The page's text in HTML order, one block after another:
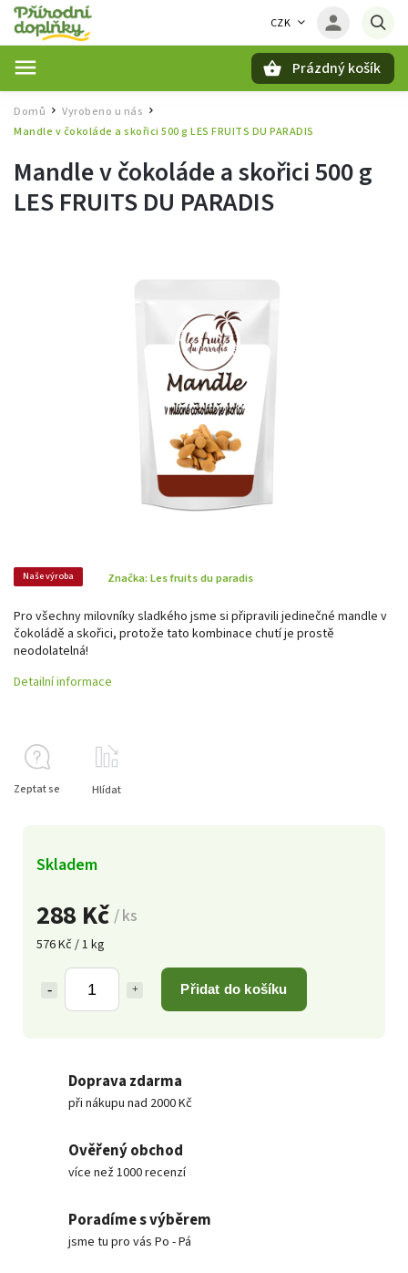
CZK
Prázdný košík
Domů / Vyrobeno u nás /
Mandle v čokoláde a skořici 500 g LES FRUITS DU PARADIS
Mandle v čokoláde a skořici 500 g
LES FRUITS DU PARADIS
Naše výroba Značka: Les fruits du paradis
288 Kč / ks
576 Kč / 1 kg
Přidat do košíku
Skladem
Pro všechny milovníky sladkého jsme si připravili jedinečné mandle v
čokoládě a skořici, protože tato kombinace chutí je prostě
neodolatelná!
Detailní informace
Zeptat se Hlídat
Doprava zdarma
při nákupu nad 2000 Kč
Ověřený obchod
více než 1000 recenzí
Poradíme s výběrem
jsme tu pro vás Po - Pá